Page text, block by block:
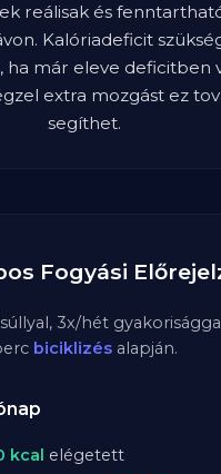
reálisak és
Kalóriadeficit
ha már eleve deficitben
extra mozgást ez
segíthet.
Fogyási
3x/hét
biciklizés alapján.
kcal elégetett